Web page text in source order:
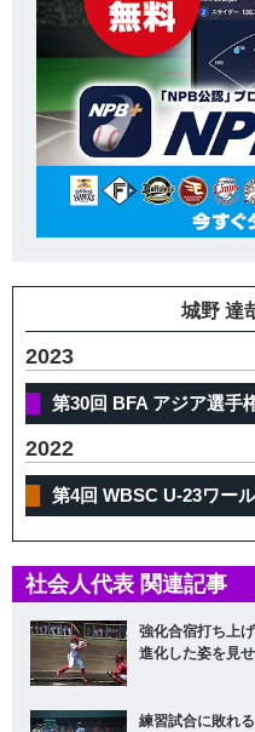
城野 達
2023
第30回 BFA アジア選手
2022
第4回 WBSC U-23ワー
社会人代表 関連記事
強化合宿打ち上
進化した姿を見
練習試合に敗れ